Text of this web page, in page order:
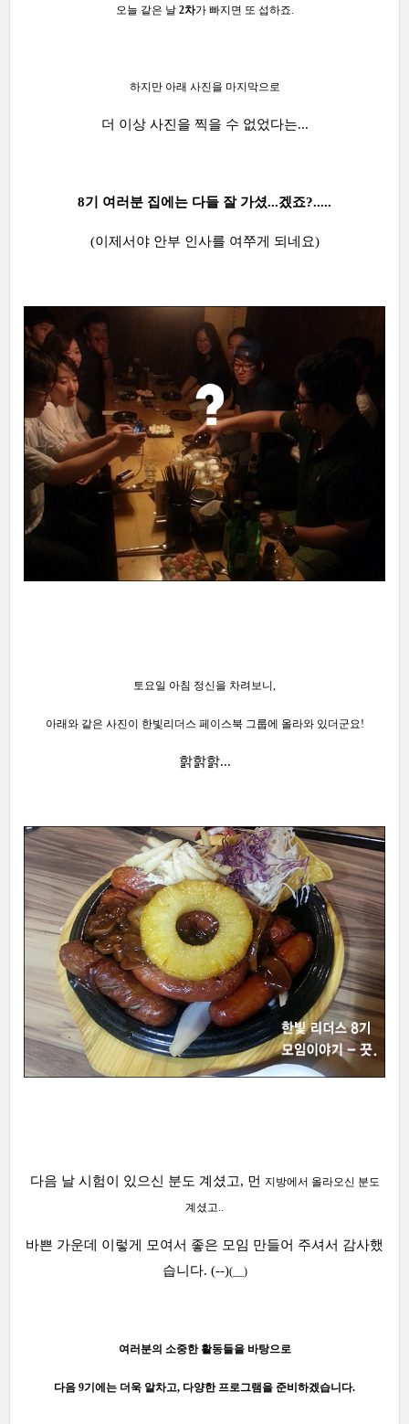
오늘 같은 날2차가 빠지면 또 섭하죠.
하지만 아래 사진을 마지막으로
더 이상 사진을 찍을 수 없었다는...
8기 여러분 집에는 다들 잘 가셨...겠죠?.....
(이제서야 안부 인사를 여쭈게 되네요)
토요일 아침 정신을 차려보니,
아래와 같은 사진이 한빛리더스 페이스북 그룹에 올라와 있더군요!
핡핡핡...
다음 날 시험이 있으신 분도 계셨고, 먼 지방에서 올라오신 분도
계셨고..
바쁜 가운데 이렇게 모여서 좋은 모임 만들어 주셔서 감사했
습니다. (--)(__)
여러분의 소중한 활동들을 바탕으로
다음 9기에는 더욱 알차고, 다양한 프로그램을 준비하겠습니다.